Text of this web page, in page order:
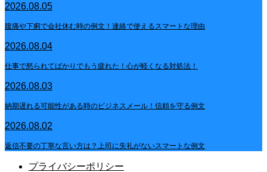
2026.08.05
腹痛や下痢で会社休む時の例文！連絡で使えるスマートな理由
2026.08.04
仕事で怒られてばかりでもう疲れた！心が軽くなる対処法！
2026.08.03
納期遅れる可能性がある時のビジネスメール！信頼を守る例文
2026.08.02
返信不要の丁寧な言い方は？上司に失礼がないスマートな例文
プライバシーポリシー